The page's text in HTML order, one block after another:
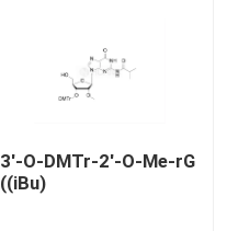
3'-O-DMTr-2'-O-Me-rG
((iBu)